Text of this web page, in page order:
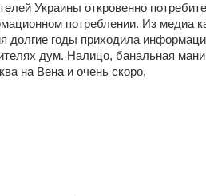
Украины откровенно
потреблении. Из медиа
долгие годы приходила
дум. Налицо, банальная
на Вена и очень скоро,